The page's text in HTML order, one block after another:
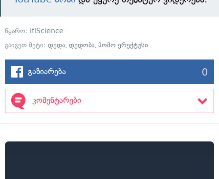
წყარო: IflScience
გაიგეთ მეტი: დედა, დედობა, ჰომო ერექტუსი
გაზიარება 0
კომენტარები